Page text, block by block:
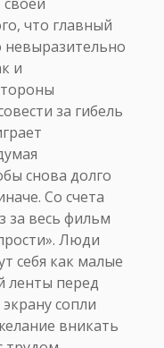
что главный
невыразительно
и
за гибель
снова долго
Со счета
за весь фильм
Люди
себя как малые
ленты перед
сопли
вникать